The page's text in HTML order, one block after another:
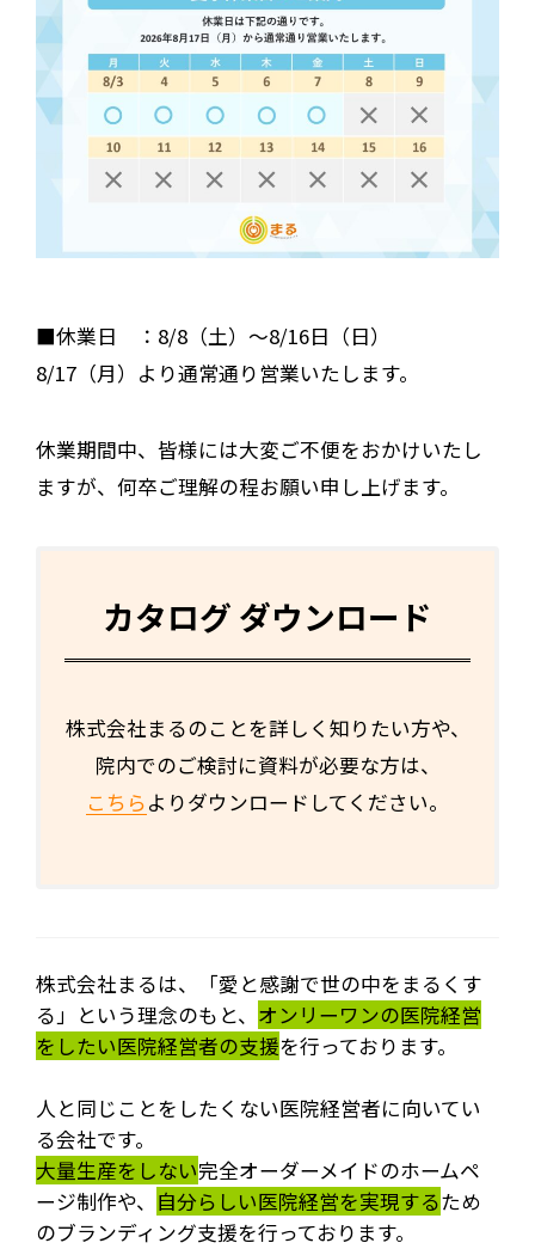
■休業日 ：8/8（土）〜8/16日（日）
8/17（月）より通常通り営業いたします。
休業期間中、皆様には大変ご不便をおかけいたし
ますが、何卒ご理解の程お願い申し上げます。
カタログ ダウンロード
株式会社まるのことを詳しく知りたい方や、
院内でのご検討に資料が必要な方は、
こちらよりダウンロードしてください。
株式会社まるは、「愛と感謝で世の中をまるくす
る」という理念のもと、 オンリーワンの医院経営
をしたい医院経営者の支援を行っております。
人と同じことをしたくない医院経営者に向いてい
る会社です。
大量生産をしない完全オーダーメイドのホームペ
ージ制作や、 自分らしい医院経営を実現するため
のブランディング支援を行っております。